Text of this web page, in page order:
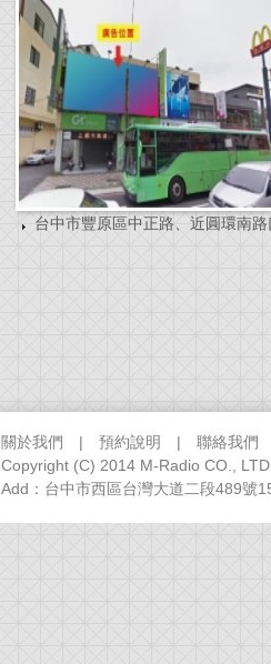
台中市豐原區中正路、近圓環南路
關於我們 | 預約說明 | 聯絡我們
Copyright (C) 2014 M-Radio CO.,
Add：台中市西區台灣大道二段489